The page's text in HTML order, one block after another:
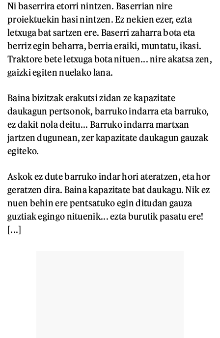
Ni baserrira etorri nintzen. Baserrian nire
proiektuekin hasi nintzen. Ez nekien ezer, ezta
letxuga bat sartzen ere. Baserri zaharra bota eta
berriz egin beharra, berria eraiki, muntatu, ikasi.
Traktore bete letxuga bota nituen... nire akatsa zen,
gaizki egiten nuelako lana.
Baina bizitzak erakutsi zidan ze kapazitate
daukagun pertsonok, barruko indarra eta barruko,
ez dakit nola deitu... Barruko indarra martxan
jartzen dugunean, zer kapazitate daukagun gauzak
egiteko.
Askok ez dute barruko indar hori ateratzen, eta hor
geratzen dira. Baina kapazitate bat daukagu. Nik ez
nuen behin ere pentsatuko egin ditudan gauza
guztiak egingo nituenik... ezta burutik pasatu ere!
[...]